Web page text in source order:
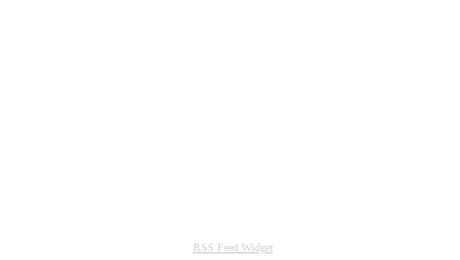
RSS Feed Widget